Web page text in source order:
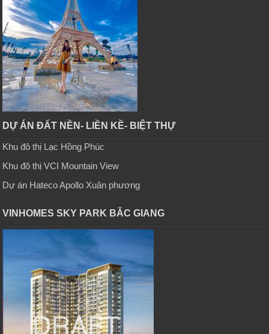
DỰ ÁN ĐẤT NỀN- LIỀN KỀ- BIỆT THỰ
Khu đô thị Lạc Hồng Phúc
Khu đô thị VCI Mountain View
Dự án Hateco Apollo Xuân phương
VINHOMES SKY PARK BĂC GIANG